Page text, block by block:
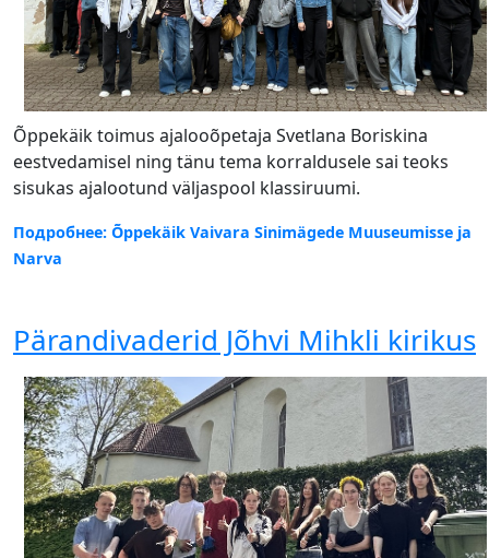
Õppekäik toimus ajalooõpetaja Svetlana Boriskina
eestvedamisel ning tänu tema korraldusele sai teoks
sisukas ajalootund väljaspool klassiruumi.
Подробнее: Õppekäik Vaivara Sinimägede Muuseumisse ja
Narva
Pärandivaderid Jõhvi Mihkli kirikus